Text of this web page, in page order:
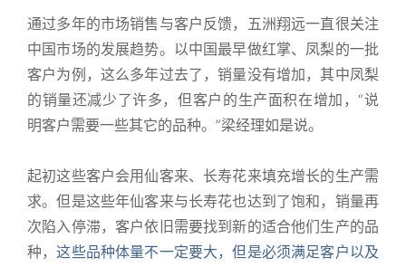
通过多年的市场销售与客户反馈，五洲翔远一直很关注
中国市场的发展趋势。以中国最早做红掌、凤梨的一批
客户为例，这么多年过去了，销量没有增加，其中凤梨
的销量还减少了许多，但客户的生产面积在增加，“说
明客户需要一些其它的品种。”梁经理如是说。
起初这些客户会用仙客来、长寿花来填充增长的生产需
求。但是这些年仙客来与长寿花也达到了饱和，销量再
次陷入停滞，客户依旧需要找到新的适合他们生产的品
种，这些品种体量不一定要大，但是必须满足客户以及